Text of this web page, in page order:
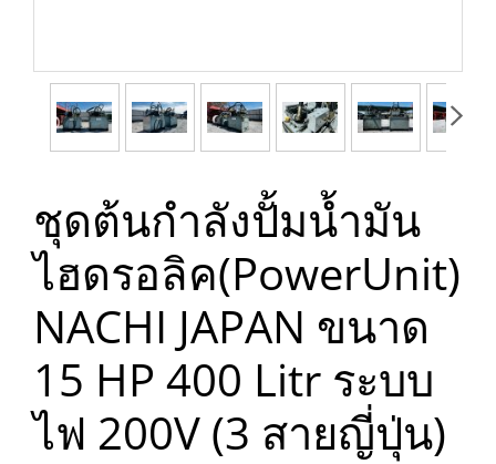
ชุดต้นกำลังปั้มน้ำมัน
ไฮดรอลิค(PowerUnit)
NACHI JAPAN ขนาด
15 HP 400 Litr ระบบ
ไฟ 200V (3 สายญี่ปุ่น)